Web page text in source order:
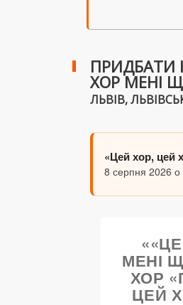
ПРИДБАТИ
ХОР МЕНІ
ЛЬВІВ,
«Цей хор,
8 серпня 2026 о
МЕНІ
ХОР
ЦЕЙ